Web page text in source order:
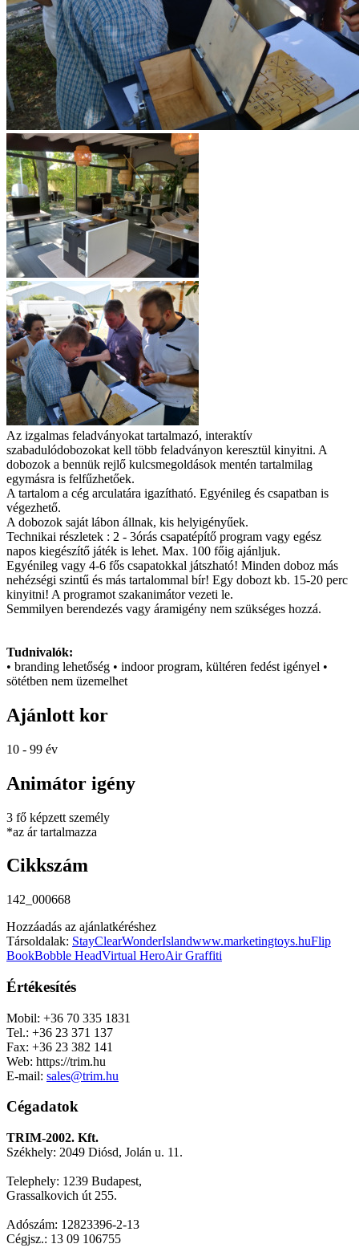
Az izgalmas feladványokat tartalmazó, interaktív
szabadulódobozokat kell több feladványon keresztül kinyitni. A
dobozok a bennük rejlő kulcsmegoldások mentén tartalmilag
egymásra is felfűzhetőek.
A tartalom a cég arculatára igazítható. Egyénileg és csapatban is
végezhető.
A dobozok saját lábon állnak, kis helyigényűek.
Technikai részletek : 2 - 3órás csapatépítő program vagy egész
napos kiegészítő játék is lehet. Max. 100 főig ajánljuk.
Egyénileg vagy 4-6 fős csapatokkal játszható! Minden doboz más
nehézségi szintű és más tartalommal bír! Egy dobozt kb. 15-20 perc
kinyitni! A programot szakanimátor vezeti le.
Semmilyen berendezés vagy áramigény nem szükséges hozzá.
Tudnivalók:
• branding lehetőség • indoor program, kültéren fedést igényel •
sötétben nem üzemelhet
Ajánlott kor
10 - 99 év
Animátor igény
3 fő képzett személy
*az ár tartalmazza
Cikkszám
142_000668
Hozzáadás az ajánlatkéréshez
Társoldalak: StayClearWonderIslandwww.marketingtoys.huFlip
BookBobble HeadVirtual HeroAir Graffiti
Értékesítés
Mobil: +36 70 335 1831
Tel.: +36 23 371 137
Fax: +36 23 382 141
Web: https://trim.hu
E-mail: sales@trim.hu
Cégadatok
TRIM-2002. Kft.
Székhely: 2049 Diósd, Jolán u. 11.
Telephely: 1239 Budapest,
Grassalkovich út 255.
Adószám: 12823396-2-13
Cégjsz.: 13 09 106755